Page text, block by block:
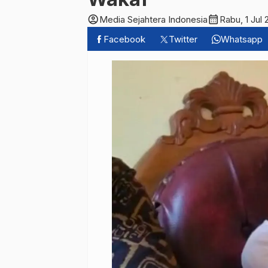
account_circleMedia Sejahtera Indonesiacalendar_month Rabu, 1 Jul
Facebook
Twitter Whatsapp